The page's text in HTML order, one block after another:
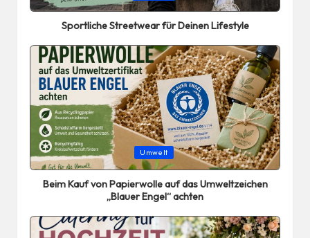
in
Sportliche Streetwear für Deinen Lifestyle
Posted
in
Umwelt
Beim Kauf von Papierwolle auf das Umweltzeichen
„Blauer Engel“ achten